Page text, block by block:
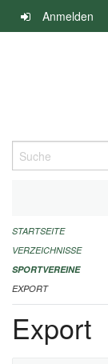
Navigation
überspringen
Anmelden
Suche
ALLGEMEINE
FINANZIELLE
KONTAKT
STARTSEITE
VERZEICHNISSE
SPORTVEREINE
EXPORT
Export